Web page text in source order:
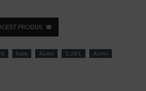
PRODUS
baie Asevi 1.28 L Asevi